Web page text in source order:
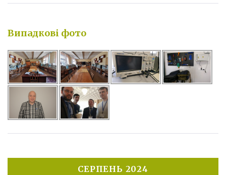
Випадкові фото
СЕРПЕНЬ 2024